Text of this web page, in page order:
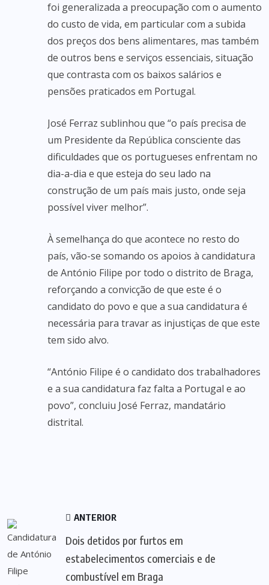
foi generalizada a preocupação com o aumento
do custo de vida, em particular com a subida
dos preços dos bens alimentares, mas também
de outros bens e serviços essenciais, situação
que contrasta com os baixos salários e
pensões praticados em Portugal.
José Ferraz sublinhou que “o país precisa de
um Presidente da República consciente das
dificuldades que os portugueses enfrentam no
dia-a-dia e que esteja do seu lado na
construção de um país mais justo, onde seja
possível viver melhor”.
À semelhança do que acontece no resto do
país, vão-se somando os apoios à candidatura
de António Filipe por todo o distrito de Braga,
reforçando a convicção de que este é o
candidato do povo e que a sua candidatura é
necessária para travar as injustiças de que este
tem sido alvo.
“António Filipe é o candidato dos trabalhadores
e a sua candidatura faz falta a Portugal e ao
povo”, concluiu José Ferraz, mandatário
distrital.
ANTERIOR
Dois detidos por furtos em
estabelecimentos comerciais e de
combustível em Braga